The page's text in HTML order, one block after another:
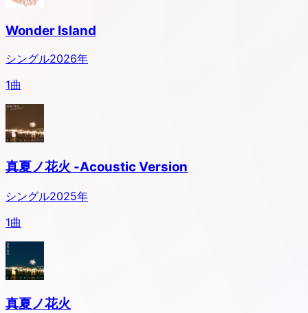
Wonder Island
シングル2026年
1曲
真夏ノ花火 -Acoustic Version
シングル2025年
1曲
真夏ノ花火